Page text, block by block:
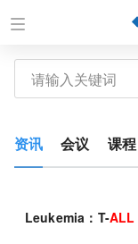
资讯 会议 课程
Leukemia：T-ALL